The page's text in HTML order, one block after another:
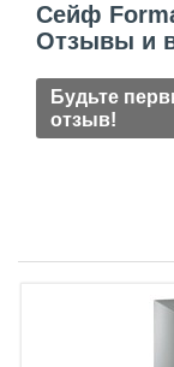
Сейф
Отзывы и
Будьте
отзыв!